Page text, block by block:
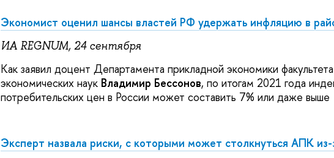
Экономист оценил шансы властей РФ удержать инфляцию в
ИА REGNUM, 24 сентября
Как заявил доцент Департамента прикладной экономики факультета
экономических наук Владимир Бессонов, по итогам 2021 года
потребительских цен в России может составить 7% или даже выше
Эксперт назвала риски, с которыми может столкнуться АПК из-